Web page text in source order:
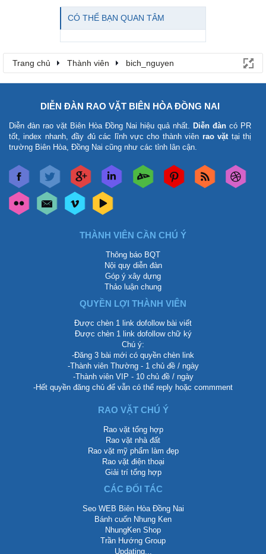
CÓ THỂ BẠN QUAN TÂM
Trang chủ Thành viên bich_nguyen
DIỄN ĐÀN RAO VẶT BIÊN HÒA ĐỒNG NAI
Diễn đàn rao vặt Biên Hòa Đồng Nai hiệu quả nhất. Diễn đàn có PR
tốt, index nhanh, đầy đủ các lĩnh vực cho thành viên rao vặttại thị
trường Biên Hòa, Đồng Nai cũng như các tỉnh lân cận.
THÀNH VIÊN CẦN CHÚ Ý
Thông báo BQT
Nội quy diễn đàn
Góp ý xây dựng
Thảo luận chung
QUYỀN LỢI THÀNH VIÊN
Được chèn 1 link dofollow bài viết
Được chèn 1 link dofollow chữ ký
Chú ý:
-Đăng 3 bài mới có quyền chèn link
-Thành viên Thường - 1 chủ đề / ngày
-Thành viên VIP - 10 chủ đề / ngày
-Hết quyền đăng chủ để vẫn có thể reply hoặc commment
RAO VẶT CHÚ Ý
Rao vặt tổng hợp
Rao vặt nhà đất
Rao vặt mỹ phẩm làm đẹp
Rao vặt điện thoại
Giải trí tổng hợp
CÁC ĐỐI TÁC
Seo WEB Biên Hòa Đồng Nai
Bánh cuốn Nhung Ken
NhungKen Shop
Trần Hướng Group
Updating...